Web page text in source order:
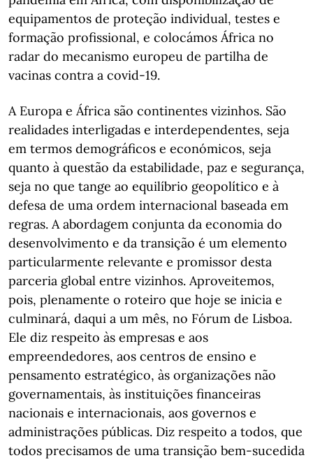
equipamentos de proteção individual, testes e
formação profissional, e colocámos África no
radar do mecanismo europeu de partilha de
vacinas contra a covid-19.
A Europa e África são continentes vizinhos. São
realidades interligadas e interdependentes, seja
em termos demográficos e económicos, seja
quanto à questão da estabilidade, paz e segurança,
seja no que tange ao equilíbrio geopolítico e à
defesa de uma ordem internacional baseada em
regras. A abordagem conjunta da economia do
desenvolvimento e da transição é um elemento
particularmente relevante e promissor desta
parceria global entre vizinhos. Aproveitemos,
pois, plenamente o roteiro que hoje se inicia e
culminará, daqui a um mês, no Fórum de Lisboa.
Ele diz respeito às empresas e aos
empreendedores, aos centros de ensino e
pensamento estratégico, às organizações não
governamentais, às instituições financeiras
nacionais e internacionais, aos governos e
administrações públicas. Diz respeito a todos, que
todos precisamos de uma transição bem-sucedida